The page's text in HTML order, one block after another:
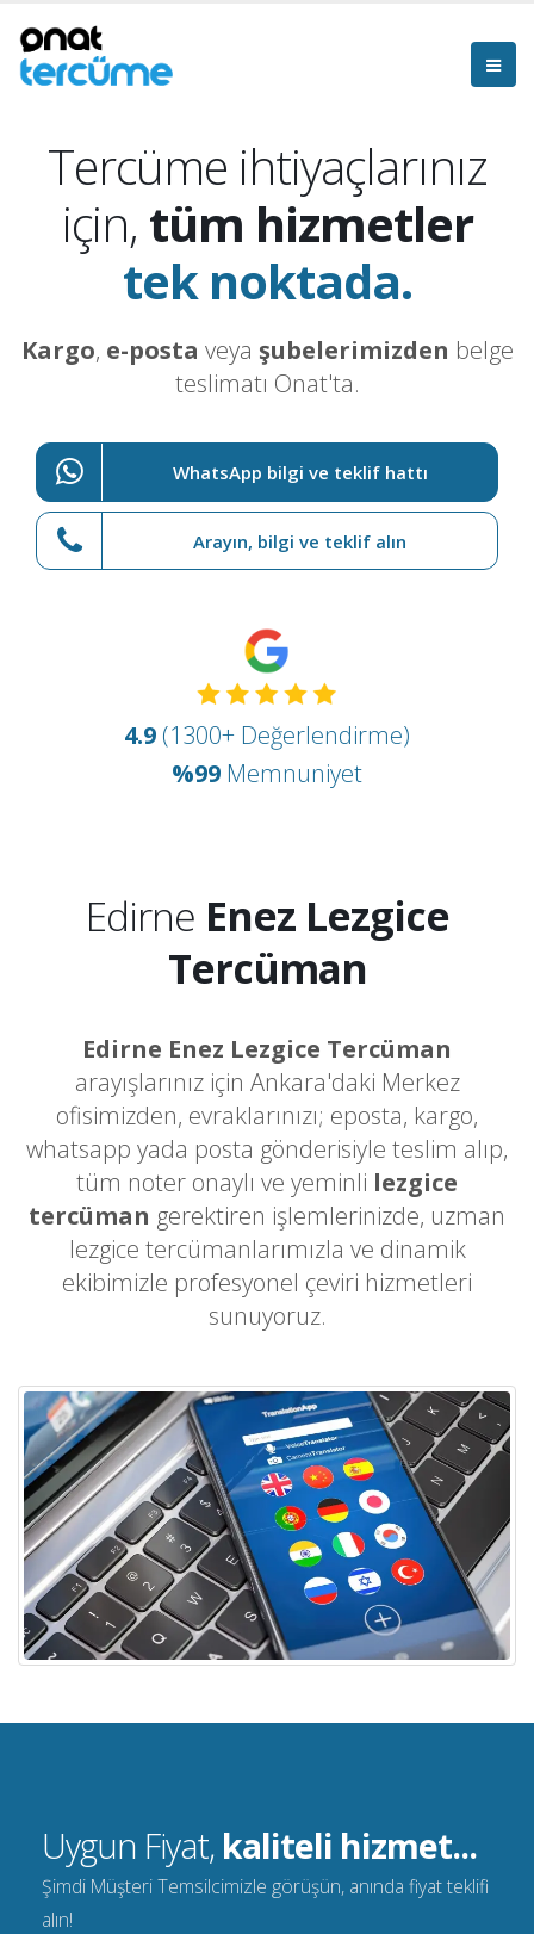
Tercüme ihtiyaçlarınız
için, tüm hizmetler
tek noktada.
Kargo, e-posta veya şubelerimizden belge
teslimatı Onat'ta.
WhatsApp bilgi ve teklif hattı
Arayın, bilgi ve teklif alın
4.9 (1300+ Değerlendirme)
%99 Memnuniyet
Edirne Enez Lezgice
Tercüman
Edirne Enez Lezgice Tercüman
arayışlarınız için Ankara'daki Merkez
ofisimizden, evraklarınızı; eposta, kargo,
whatsapp yada posta gönderisiyle teslim alıp,
tüm noter onaylı ve yeminli lezgice
tercüman gerektiren işlemlerinizde, uzman
lezgice tercümanlarımızla ve dinamik
ekibimizle profesyonel çeviri hizmetleri
sunuyoruz.
Uygun Fiyat, kaliteli hizmet...
Şimdi Müşteri Temsilcimizle görüşün, anında fiyat teklifi
alın!